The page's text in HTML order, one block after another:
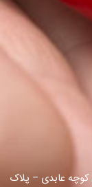
عابدی – پلاک